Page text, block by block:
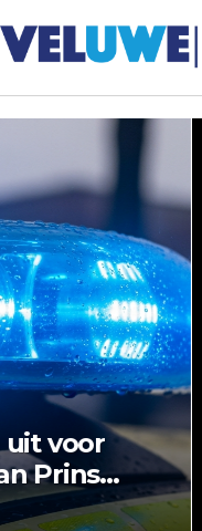
NIEUWS
Museum Het
zoekt
visser
6 AUGUSTUS 2026